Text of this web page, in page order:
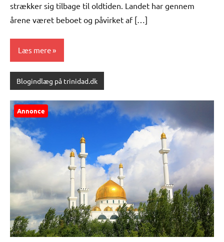
strækker sig tilbage til oldtiden. Landet har gennem
årene været beboet og påvirket af […]
Læs mere
Blogindlæg på trinidad.dk
Annonce